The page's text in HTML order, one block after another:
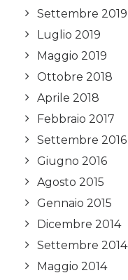
Settembre 2019
Luglio 2019
Maggio 2019
Ottobre 2018
Aprile 2018
Febbraio 2017
Settembre 2016
Giugno 2016
Agosto 2015
Gennaio 2015
Dicembre 2014
Settembre 2014
Maggio 2014